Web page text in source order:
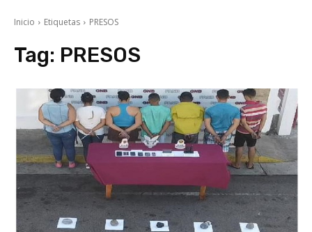
Inicio Etiquetas PRESOS
Tag: PRESOS